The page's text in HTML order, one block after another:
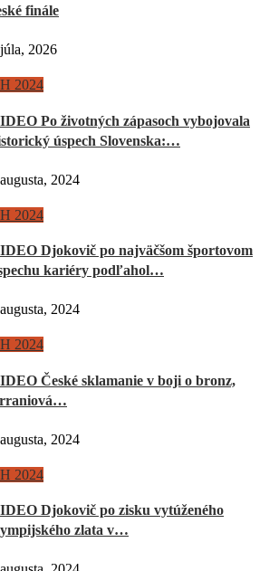
finále
2026
2024
Po životných zápasoch vybojovala
úspech Slovenska:…
2024
2024
Djokovič po najväčšom športovom
kariéry podľahol…
2024
2024
České sklamanie v boji o bronz,
2024
2024
Djokovič po zisku vytúženého
zlata v…